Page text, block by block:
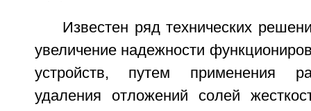
Известен ряд технических
увеличение надежности
устройств, путем применения
удаления отложений солей